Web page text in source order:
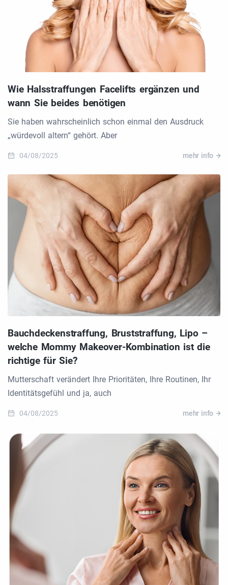
Wie Halsstraffungen Facelifts ergänzen und
wann Sie beides benötigen
Sie haben wahrscheinlich schon einmal den Ausdruck
„würdevoll altern“ gehört. Aber
04/08/2025 mehr info
Bauchdeckenstraffung, Bruststraffung, Lipo –
welche Mommy Makeover-Kombination ist die
richtige für Sie?
Mutterschaft verändert Ihre Prioritäten, Ihre Routinen, Ihr
Identitätsgefühl und ja, auch
04/08/2025 mehr info